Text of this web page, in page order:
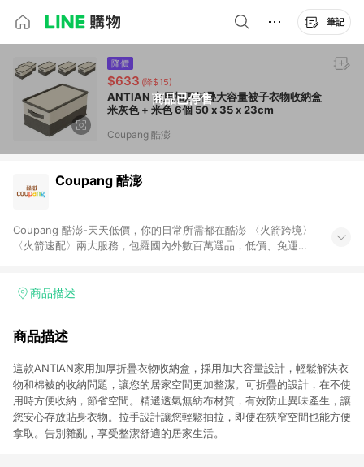
筆記
商品已停售
降價
$633 (降$15)
ANTIAN 家用加厚折疊大容量被子衣物收納盒
米灰色 + 米色 6個 50 x 35 x 23cm
Coupang 酷澎
Coupang 酷澎
Coupang 酷澎-天天低價，你的日常所需都在酷澎 〈火箭跨境〉
〈火箭速配〉兩大服務，包羅國內外數百萬選品，低價、免運，
加入WOW會員告別湊免運，火箭速配、火箭跨境優質選品不限金
商品描述
商品描述
這款ANTIAN家用加厚折疊衣物收納盒，採用加大容量設計，輕鬆解決衣
物和棉被的收納問題，讓您的居家空間更加整潔。可折疊的設計，在不使
用時方便收納，節省空間。精選透氣無紡布材質，有效防止異味產生，讓
您安心存放貼身衣物。拉手設計讓您輕鬆抽拉，即使在狹窄空間也能方便
拿取。告別雜亂，享受整潔舒適的居家生活。